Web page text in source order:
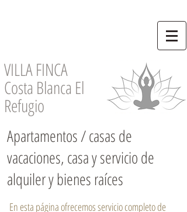
VILLA FINCA
Costa Blanca El
Refugio
Apartamentos / casas de
vacaciones, casa y servicio de
alquiler y bienes raíces
En esta página ofrecemos servicio completo de